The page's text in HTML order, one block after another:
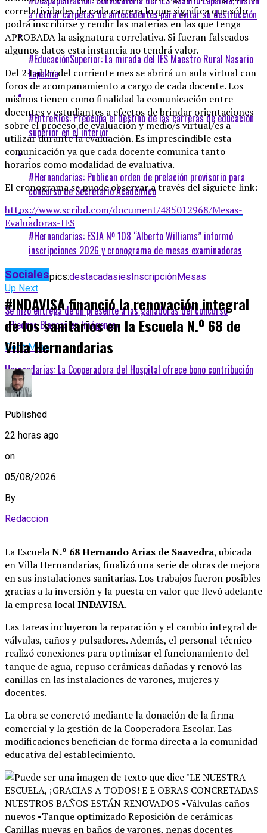
correlatividades de cada carrera lo que significa que sólo
podrá inscribirse y rendir las materias en las que tenga
APROBADA la asignatura correlativa. Si fueran falseados
algunos datos esta instancia no tendrá valor.
Del 24 al 27 del corriente mes se abrirá un aula virtual con
foros de acompañamiento a cargo de cada docente. Los
mismos tienen como finalidad la comunicación entre
docentes y estudiantes a efectos de brindar orientaciones
sobre el proceso de evaluación y medio/s virtual/es a
utilizar durante la evaluación. Es imprescindible esta
comunicación ya que cada docente comunica tanto
horarios como modalidad de evaluativa.
El cronograma se puede observar a través del siguiete link:
https://www.scribd.com/document/485012968/Mesas-
Evaluadoras-IES
Related Topics:destacadasiesInscripciónMesas
Up Next
Se hizo entrega de un presente a las ganadoras del concurso
«Piedras Blancas en Imágenes»
Don't Miss
Hernandarias: La Cooperadora del Hospital ofrece bono contribución
a retirar carpetas de antecedentes para evitar su destrucción
#EducaciónSuperior: La mirada del IES Maestro Rural Nasario
Lapalma
#EntreRíos: Preocupa el destino de las carreras de educación
superior en el interior
#Hernandarias: Publican orden de prelación provisorio para
concurso de Secretario Académico
#Hernandarias: ESJA Nº 108 “Alberto Williams” informó
inscripciones 2026 y cronograma de mesas examinadoras
Sociales
#INDAVISA financió la renovación integral
de los sanitarios en la Escuela N.º 68 de
Villa Hernandarias
Published
22 horas ago
on
05/08/2026
By
Redaccion
La EscuelaN.º 68 Hernando Arias de Saavedra, ubicada
en Villa Hernandarias, finalizó una serie de obras de mejora
en sus instalaciones sanitarias. Los trabajos fueron posibles
gracias a la inversión y la puesta en valor que llevó adelante
la empresa localINDAVISA.
Las tareas incluyeron la reparación y el cambio integral de
válvulas, caños y pulsadores. Además, el personal técnico
realizó conexiones para optimizar el funcionamiento del
tanque de agua, repuso cerámicas dañadas y renovó las
canillas en las instalaciones de varones, mujeres y
docentes.
La obra se concretó mediante la donación de la firma
comercial y la gestión de la Cooperadora Escolar. Las
modificaciones benefician de forma directa a la comunidad
educativa del establecimiento.